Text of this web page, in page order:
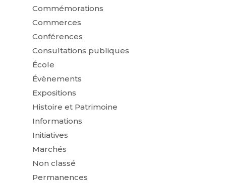
Commémorations
Commerces
Conférences
Consultations publiques
École
Évènements
Expositions
Histoire et Patrimoine
Informations
Initiatives
Marchés
Non classé
Permanences